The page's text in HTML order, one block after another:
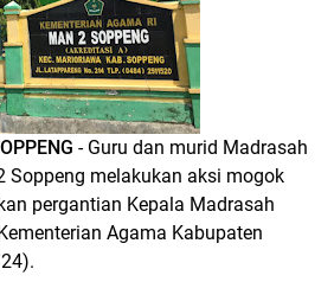
- Guru dan murid Madrasah
Soppeng melakukan aksi mogok
pergantian Kepala Madrasah
Agama Kabupaten